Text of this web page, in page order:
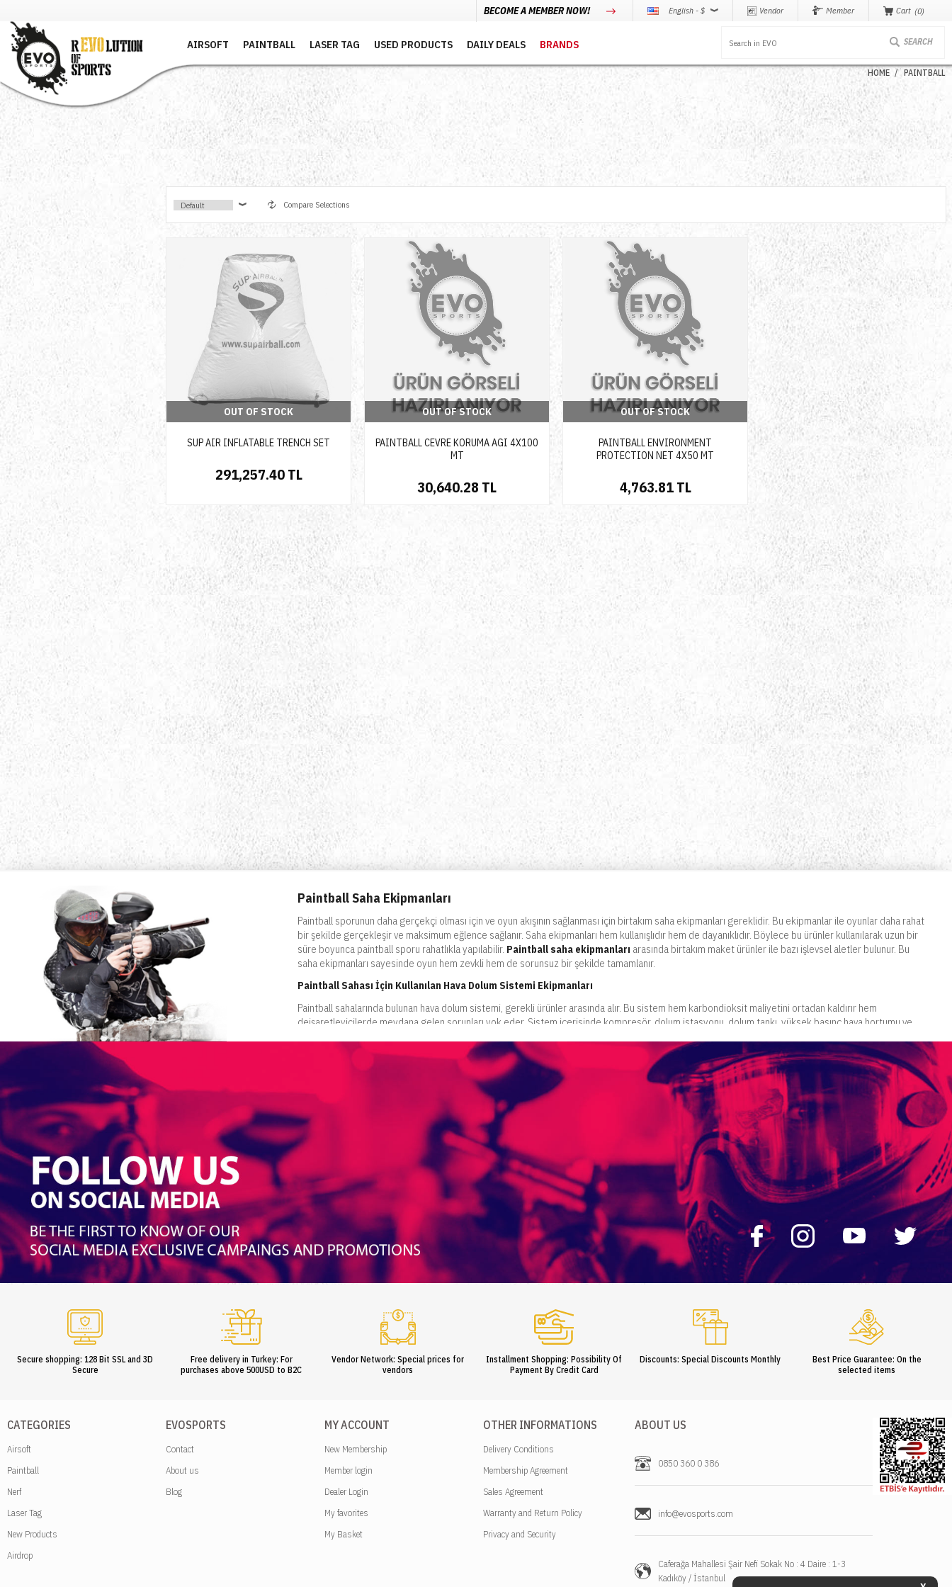
BECOME A MEMBER NOW! English - $ Vendor Member Cart 0
AIRSOFT PAINTBALL LASER TAG USED PRODUCTS DAILY DEALS BRANDS
HOME PAINTBALL
Compare Selections
OUT OF STOCK
SUP AIR INFLATABLE TRENCH SET
291,257.40 TL
OUT OF STOCK
PAINTBALL CEVRE KORUMA AGI 4X100
MT
30,640.28 TL
OUT OF STOCK
PAINTBALL ENVIRONMENT
PROTECTION NET 4X50 MT
4,763.81 TL
Paintball Saha Ekipmanları
Paintball sporunun daha gerçekçi olması için ve oyun akışının sağlanması için birtakım saha ekipmanları gereklidir. Bu ekipmanlar ile oyunlar daha rahat
bir şekilde gerçekleşir ve maksimum eğlence sağlanır. Saha ekipmanları hem kullanışlıdır hem de dayanıklıdır. Böylece bu ürünler kullanılarak uzun bir
süre boyunca paintball sporu rahatlıkla yapılabilir. Paintball saha ekipmanları arasında birtakım maket ürünler ile bazı işlevsel aletler bulunur. Bu
saha ekipmanları sayesinde oyun hem zevkli hem de sorunsuz bir şekilde tamamlanır.
Paintball Sahası İçin Kullanılan Hava Dolum Sistemi Ekipmanları
Paintball sahalarında bulunan hava dolum sistemi, gerekli ürünler arasında alır. Bu sistem hem karbondioksit maliyetini ortadan kaldırır hem
deişaretleyicilerde meydana gelen sorunları yok eder. Sistem içerisinde kompresör, dolum istasyonu, dolum tankı, yüksek basınç hava hortumu ve
karbondioksit tüplerinin kolayca doldurulabilmesini sağlar. Kompresörler, uzun ya da kısa süreli kullanım için uygundur. Kaliteli ürünlerdir ve sorunsuz
bir şekilde çalışır.
Paslanmaz özellikte olması sayesinde her koşulda rahat bir şekilde kullanılabilir. Elektrikli ve benzinli modelleri bulunur. Sağlam malzemesi sayesinde
kullanım ömrü uzundur. Dolum istasyonları ise çok hızlı çalışma özelliğine sahiptir. Hava kaçırma sorunu ortaya çıkarmaz ve güvenli valf sistemine
sahiptir. İç aksamlar tamamen paslanmaz çelikten üretilmiştir. Böylece ürün, dış alanlarda kullanıma çok uygundur. Kuru hava manuel dolum aparatı ise
hızlı ve kolay bir şekilde dolum işlemi yapar. İşaretleyiciden tüpü sökmeden dolum imkanı sunar. Saha ekipmanları içerisinde yer alan paintball tüpü ise
yüksek basınç sistemi ile çalışır ve çelik alaşım gövdesi sayesinde uzun süreli kullanım imkanı verir.
Dekoratif Amaçlı Saha Ekipmanları
Paintball saha ekipmanları
içerisinde dekoratif amaçlı kullanılan ürünler de bulunur. Tank, helikopter ve top gibi saha ekipmanları ile alanın daha geçekçi
olması sağlanır. Bu ekipmanlar birebir gerçek boyut ve detaylar ile üretilmiştir. Paintballda kullanılan bütün saha ekipmanları size özel olarak sunulur.
Secure shopping: 128 Bit SSL and 3D
Secure
Free delivery in Turkey: For
purchases above 500USD to B2C
Vendor Network: Special prices for
vendors
Installment Shopping: Possibility Of
Payment By Credit Card
Discounts: Special Discounts Monthly
Best Price Guarantee: On the
selected items
CATEGORIES
Airsoft
Paintball
Nerf
Laser Tag
New Products
Airdrop
EVOSPORTS
Contact
About us
Blog
MY ACCOUNT
New Membership
Member login
Dealer Login
My favorites
My Basket
OTHER INFORMATIONS
Delivery Conditions
Membership Agreement
Sales Agreement
Warranty and Return Policy
Privacy and Security
ABOUT US
0850 360 0 386
info@evosports.com
Caferağa Mahallesi Şair Nefi Sokak No : 4 Daire : 1-3
Kadıköy / İstanbul